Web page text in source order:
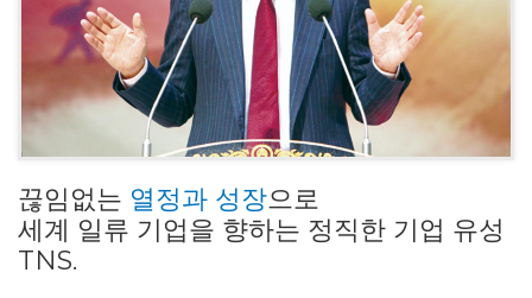
끊임없는 열정과 성장으로
세계 일류 기업을 향하는 정직한 기업 유성
TNS.